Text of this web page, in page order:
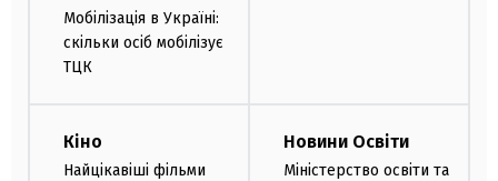
Мобілізація в Україні:
скільки осіб мобілізує
ТЦК
Кіно
Найцікавіші фільми
Новини Освіти
Міністерство освіти та